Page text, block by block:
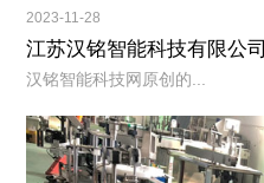
2023-11-28
江苏汉铭智能科技有限公司
汉铭智能科技网原创的...